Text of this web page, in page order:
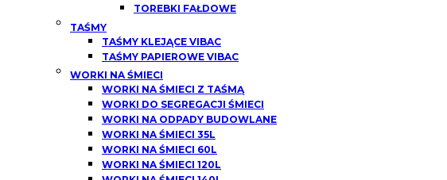
TOREBKI FAŁDOWE
TAŚMY
TAŚMY KLEJĄCE VIBAC
TAŚMY PAPIEROWE VIBAC
WORKI NA ŚMIECI
WORKI NA ŚMIECI Z TAŚMĄ
WORKI DO SEGREGACJI ŚMIECI
WORKI NA ODPADY BUDOWLANE
WORKI NA ŚMIECI 35L
WORKI NA ŚMIECI 60L
WORKI NA ŚMIECI 120L